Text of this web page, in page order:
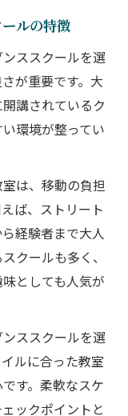
ルの特徴
ススクールを選
が重要です。大
講されているク
環境が整ってい
は、移動の負担
ば、ストリート
経験者まで大人
クールも多く、
としても人気が
ススクールを選
ルに合った教室
す。柔軟なスケ
ックポイントと